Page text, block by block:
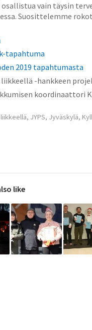
vain täysin
Suosittelemme
tapahtuma
2019 tapahtumasta
-hankkeen
koordinaattori
, JYPS, Jyväskylä,
like